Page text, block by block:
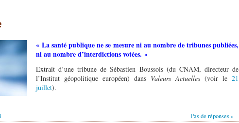
« La santé publique ne se mesure ni au nombre de tribunes publiées,
ni au nombre d’interdictions votées. »
Extrait d’une tribune de Sébastien Boussois (du CNAM, directeur de
l’Institut géopolitique européen) dans Valeurs Actuelles (voir le 21
juillet).
Pas de réponses »